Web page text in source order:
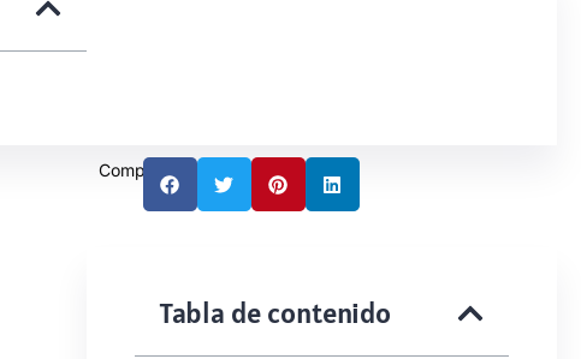
Compartir:
Tabla de contenido